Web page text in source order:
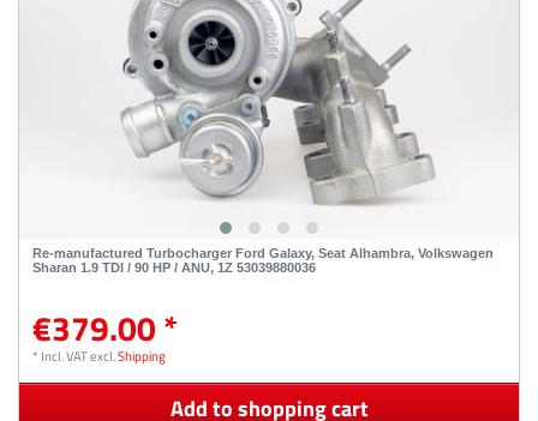
Re-manufactured Turbocharger Ford Galaxy, Seat Alhambra, Volkswagen
Sharan 1.9 TDI / 90 HP / ANU, 1Z 53039880036
€379.00 *
* Incl. VATexcl.Shipping
Add to shopping cart